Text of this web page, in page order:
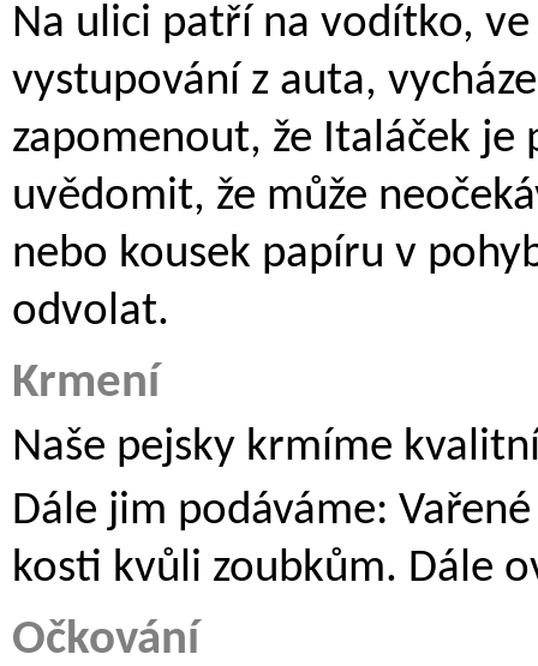
Na ulici patří na vodítko,
vystupování z auta,
zapomenout, že Italáček
uvědomit, že může
nebo kousek papíru v
odvolat.
Krmení
Naše pejsky krmíme
Dále jim podáváme:
kosti kvůli zoubkům. Dále
Očkování